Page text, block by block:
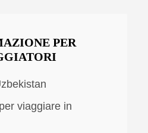
PER
viaggiare in